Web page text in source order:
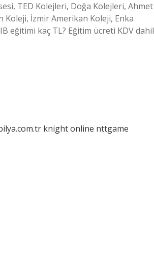
TED Kolejleri, Doğa Kolejleri, Ahmet
Koleji, İzmir Amerikan Koleji, Enka
eğitimi kaç TL? Eğitim ücreti KDV dahil
knight online nttgame